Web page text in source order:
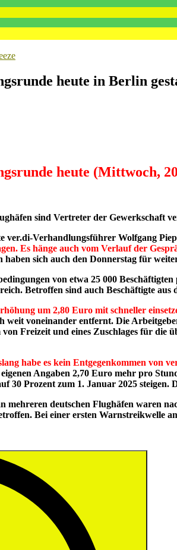
heute in Berlin
heute (Mittwoch,
sind Vertreter der Gewerkschaft
ver.di-Verhandlungsführer Wolfgang
Es hänge auch vom Verlauf der
sich auch den Donnerstag für
von etwa 25 000
Betroffen sind auch Beschäftigte
um 2,80 Euro mit schneller
voneinander entfernt. Die
Freizeit und eines Zuschlages für
habe es kein Entgegenkommen von
Angaben 2,70 Euro mehr pro
30 Prozent zum 1. Januar 2025
deutschen Flughäfen waren
Bei einer ersten Warnstreikwelle